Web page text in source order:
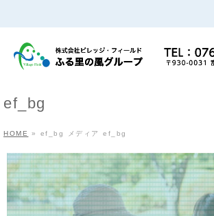
ef_bg
HOME » ef_bg メディア ef_bg